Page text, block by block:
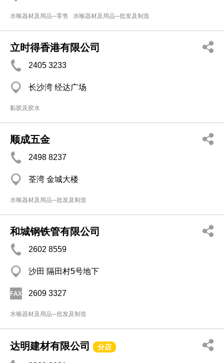
水喉器材及用品─零售 水喉器材及用品─批发及制造
立时得香港有限公司
2405 3233
长沙湾 经达广场
黏胶及胶水
顺成五金
2498 8237
荃湾 金城大楼
水喉器材及用品─批发及制造
和城钢铁管有限公司
2602 8559
沙田 隔田村5号地下
2609 3327
水喉器材及用品─批发及制造
达明建材有限公司 分店